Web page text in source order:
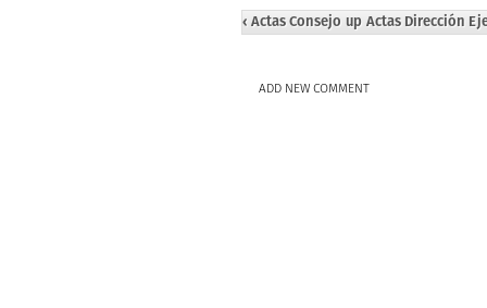
‹ Actas Consejo up Actas Dirección
ADD NEW COMMENT